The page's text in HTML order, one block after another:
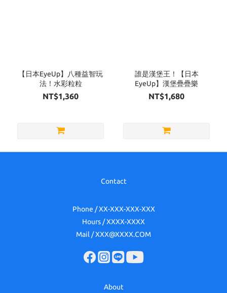
【日本EyeUp】八種益智玩
法！水彩粒粒
NT$1,360
誰是漢堡王！【日本
EyeUp】漢堡疊疊樂
NT$1,680
Contact
Phone / XX-XXX-XXX-XXX
Hours / XXXX-XXXX
Mail / XXX@XXXX.COM
About